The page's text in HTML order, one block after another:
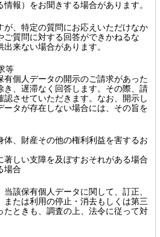
報）をお聞きする場合があります。
、特定の質問にお応えいただけなか
ご質問に対する回答ができかねるな
来ない場合があります。
等
個人データの開示のご請求があった
き、遅滞なく回答します。その際、請
させていただきます。なお、開示し
ータが存在しない場合には、その旨を
体、財産その他の権利利益を害するお
著しい支障を及ぼすおそれがある場合
場合
該保有個人データに関して、訂正、
たは利用の停止・消去もしくは第三
たときも、調査の上、法令に従って対